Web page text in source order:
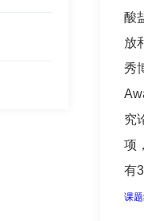
酸
放
秀
究
项
有
课